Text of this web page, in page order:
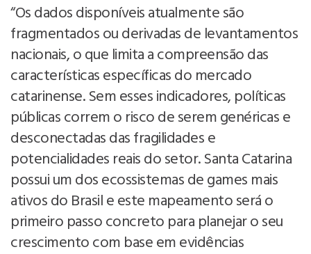
“Os dados disponíveis atualmente são
fragmentados ou derivadas de levantamentos
nacionais, o que limita a compreensão das
características específicas do mercado
catarinense. Sem esses indicadores, políticas
públicas correm o risco de serem genéricas e
desconectadas das fragilidades e
potencialidades reais do setor. Santa Catarina
possui um dos ecossistemas de games mais
ativos do Brasil e este mapeamento será o
primeiro passo concreto para planejar o seu
crescimento com base em evidências